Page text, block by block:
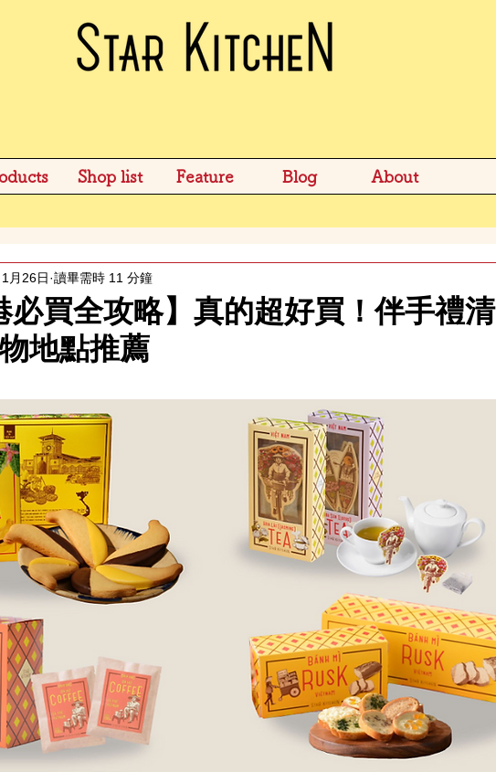
Shop list Feature Blog About
必買全攻略】真的超好買！伴手禮清
地點推薦
1月26日 讀畢需時 11 分鐘